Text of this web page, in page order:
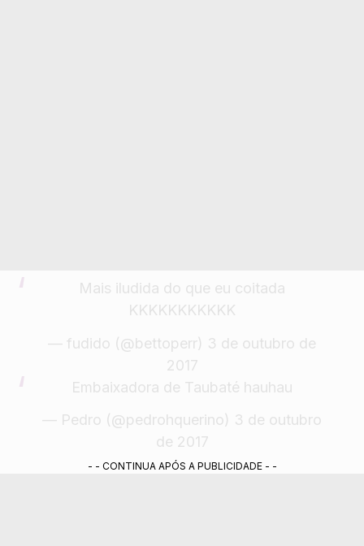
Mais iludida do que eu coitada
KKKKKKKKKKK
— fudido (@bettoperr) 3 de outubro de
2017
Embaixadora de Taubaté hauhau
— Pedro (@pedrohquerino) 3 de outubro
de 2017
- - CONTINUA APÓS A PUBLICIDADE - -